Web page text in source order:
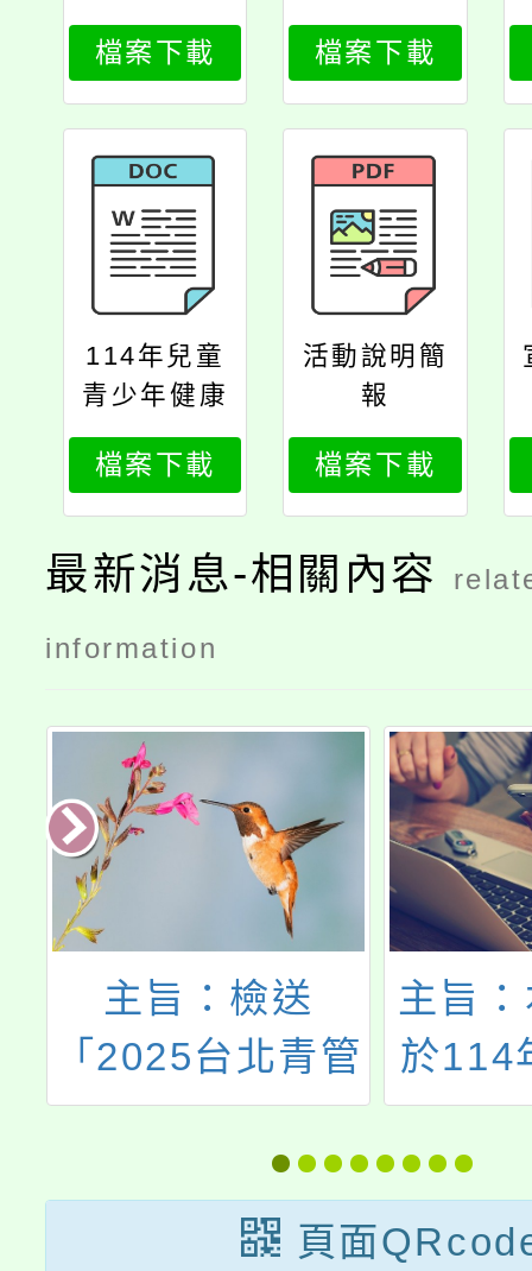
檔案下載 檔案下載
114年兒童
青少年健康
體位管理實
施計畫（範
例）
檔案下載
活動說明簡
報
檔案下載
最新消息-相關內容
information
主旨：檢送
「2025台北青管
定期音樂會系列
II《地獄與天
堂》」海報1
主旨：
於114
~114
於華山
園區 東
頁面